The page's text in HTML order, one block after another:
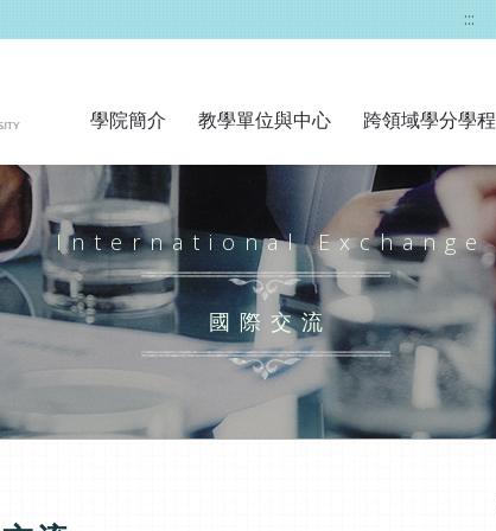
:::
學院簡介 教學單位與中心 跨領域學分學程
International Exchange
國際交流